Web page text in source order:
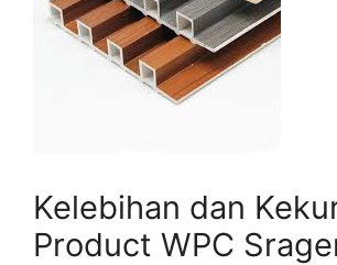
Kelebihan dan
Product WPC